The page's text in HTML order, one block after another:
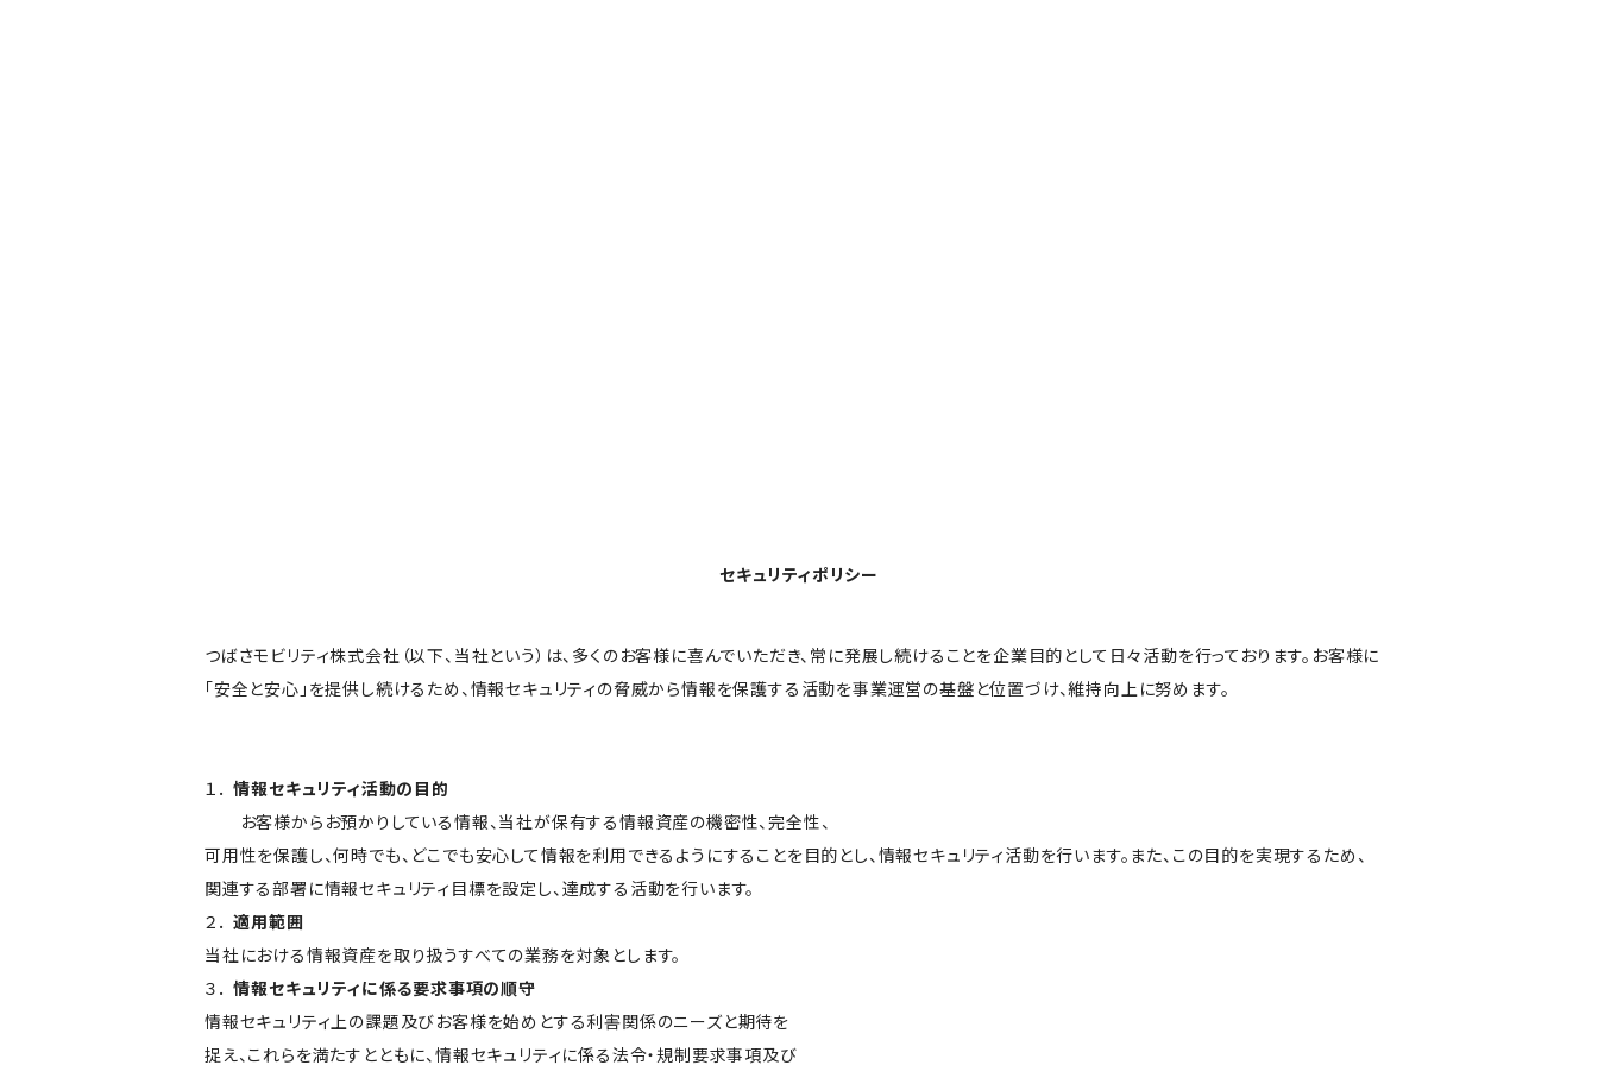
セキュリティポリシー
つばさモビリティ株式会社（以下、当社という）は、多くのお客様に喜んでいただき、常に発展し続けることを企業目的として日々活動を行っております。お客様に
「安全と安心」を提供し続けるため、情報セキュリティの脅威から情報を保護する活動を事業運営の基盤と位置づけ、維持向上に努めます。
１．情報セキュリティ活動の目的
お客様からお預かりしている情報、当社が保有する情報資産の機密性、完全性、
可用性を保護し、何時でも、どこでも安心して情報を利用できるようにすることを目的とし、情報セキュリティ活動を行います。また、この目的を実現するため、
関連する部署に情報セキュリティ目標を設定し、達成する活動を行います。
２．適用範囲
当社における情報資産を取り扱うすべての業務を対象とします。
３．情報セキュリティに係る要求事項の順守
情報セキュリティ上の課題及びお客様を始めとする利害関係のニーズと期待を
捉え、これらを満たすとともに、情報セキュリティに係る法令・規制要求事項及び